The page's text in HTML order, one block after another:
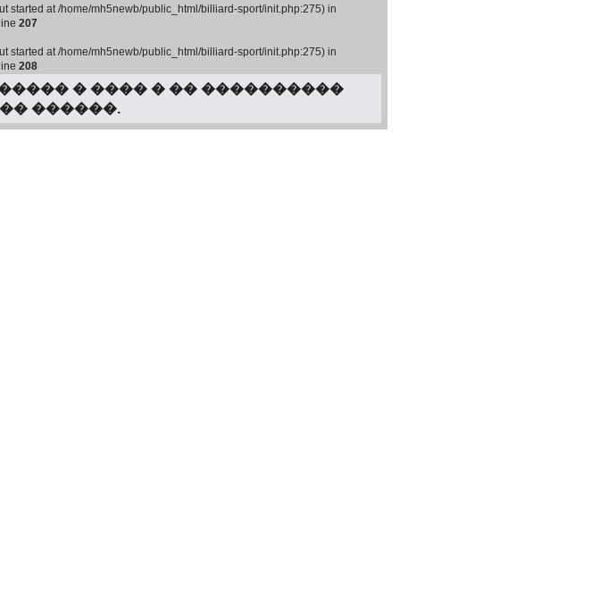
started at /home/mh5newb/public_html/billiard-sport/init.php:275) in
207
started at /home/mh5newb/public_html/billiard-sport/init.php:275) in
208
� ���� � �� ����������
������.